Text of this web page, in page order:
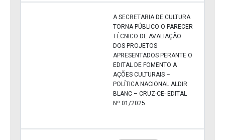
A SECRETARIA DE CULTURA
TORNA PÚBLICO O PARECER
TÉCNICO DE AVALIAÇÃO
DOS PROJETOS
APRESENTADOS PERANTE O
EDITAL DE FOMENTO A
AÇÕES CULTURAIS –
POLÍTICA NACIONAL ALDIR
BLANC – CRUZ-CE- EDITAL
Nº 01/2025.